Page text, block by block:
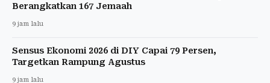
Berangkatkan 167 Jemaah
9 jam lalu
Sensus Ekonomi 2026 di DIY Capai 79 Persen,
Targetkan Rampung Agustus
9 jam lalu